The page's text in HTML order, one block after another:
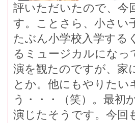
評いただいたので、今
す。ことさら、小さい
たぶん小学校入学する
るミュージカルになっ
演を観たのですが、家
とか。他にもやりた
う・・・（笑）。最初
演じたそうです。今回